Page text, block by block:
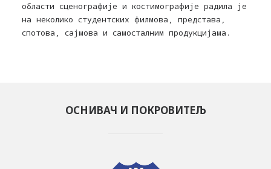
области сценографије и костимографије радила је
на неколико студентских филмова, представа,
спотова, сајмова и самосталним продукцијама.
ОСНИВАЧ И ПОКРОВИТЕЉ